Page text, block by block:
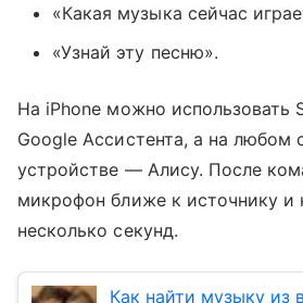
«Какая музыка сейчас
«Узнай эту песню».
На iPhone можно использовать
Google Ассистента, а на любом
устройстве — Алису. После
микрофон ближе к источнику и
несколько секунд.
Как найти музыку из